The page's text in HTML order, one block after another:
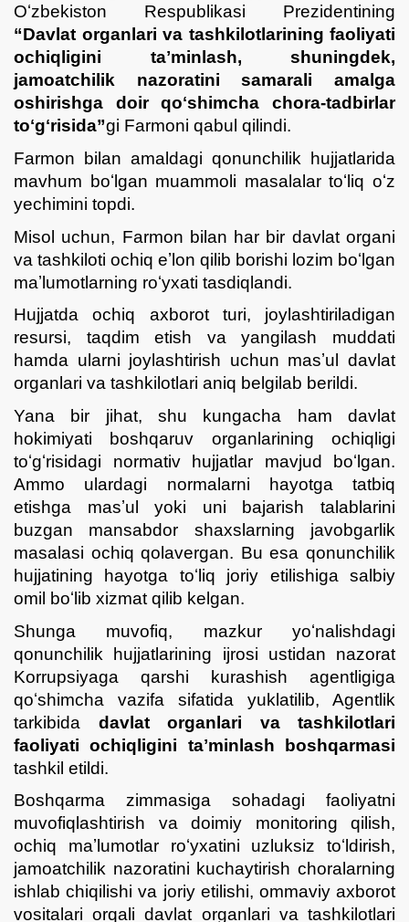
Oʻzbekiston Respublikasi Prezidentining
“Davlat organlari va tashkilotlarining faoliyati
ochiqligini taʼminlash, shuningdek,
jamoatchilik nazoratini samarali amalga
oshirishga doir qoʻshimcha chora-tadbirlar
toʻgʻrisida”gi Farmoni qabul qilindi.
Farmon bilan amaldagi qonunchilik hujjatlarida
mavhum boʻlgan muammoli masalalar toʻliq oʻz
yechimini topdi.
Misol uchun, Farmon bilan har bir davlat organi
va tashkiloti ochiq eʼlon qilib borishi lozim boʻlgan
maʼlumotlarning roʻyxati tasdiqlandi.
Hujjatda ochiq axborot turi, joylashtiriladigan
resursi, taqdim etish va yangilash muddati
hamda ularni joylashtirish uchun masʼul davlat
organlari va tashkilotlari aniq belgilab berildi.
Yana bir jihat, shu kungacha ham davlat
hokimiyati boshqaruv organlarining ochiqligi
toʻgʻrisidagi normativ hujjatlar mavjud boʻlgan.
Ammo ulardagi normalarni hayotga tatbiq
etishga masʼul yoki uni bajarish talablarini
buzgan mansabdor shaxslarning javobgarlik
masalasi ochiq qolavergan. Bu esa qonunchilik
hujjatining hayotga toʻliq joriy etilishiga salbiy
omil boʻlib xizmat qilib kelgan.
Shunga muvofiq, mazkur yoʻnalishdagi
qonunchilik hujjatlarining ijrosi ustidan nazorat
Korrupsiyaga qarshi kurashish agentligiga
qoʻshimcha vazifa sifatida yuklatilib, Agentlik
tarkibida davlat organlari va tashkilotlari
faoliyati ochiqligini taʼminlash boshqarmasi
tashkil etildi.
Boshqarma zimmasiga sohadagi faoliyatni
muvofiqlashtirish va doimiy monitoring qilish,
ochiq maʼlumotlar roʻyxatini uzluksiz toʻldirish,
jamoatchilik nazoratini kuchaytirish choralarning
ishlab chiqilishi va joriy etilishi, ommaviy axborot
vositalari orqali davlat organlari va tashkilotlari